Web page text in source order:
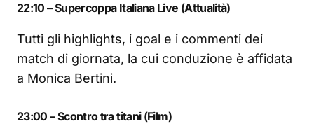
22:10 – Supercoppa Italiana Live (Attualità)
Tutti gli highlights, i goal e i commenti dei
match di giornata, la cui conduzione è affidata
a Monica Bertini.
23:00 – Scontro tra titani (Film)